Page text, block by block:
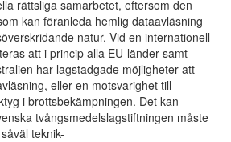
rättsliga samarbetet, eftersom den
kan föranleda hemlig dataavläsning
natur. Vid en internationell
att i princip alla EU-länder samt
har lagstadgade möjligheter att
eller en motsvarighet till
i brottsbekämpningen. Det kan
tvångsmedelslagstiftningen måste
teknik-